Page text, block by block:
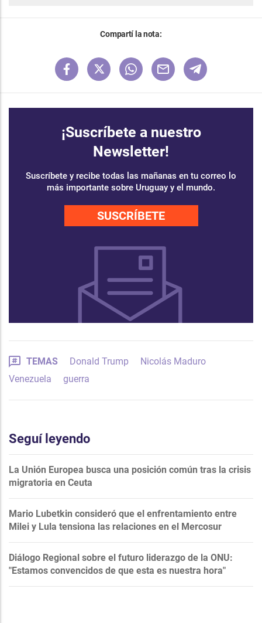
Compartí la nota:
¡Suscríbete a nuestro
Newsletter!
Suscríbete y recibe todas las mañanas en tu correo lo
más importante sobre Uruguay y el mundo.
SUSCRÍBETE
TEMAS Donald Trump
Nicolás Maduro
Venezuela
guerra
Seguí leyendo
La Unión Europea busca una posición común tras la crisis
migratoria en Ceuta
Mario Lubetkin consideró que el enfrentamiento entre
Milei y Lula tensiona las relaciones en el Mercosur
Diálogo Regional sobre el futuro liderazgo de la ONU:
"Estamos convencidos de que esta es nuestra hora"